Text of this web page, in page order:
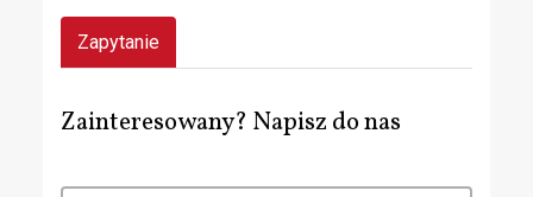
Zapytanie
Zainteresowany? Napisz do nas